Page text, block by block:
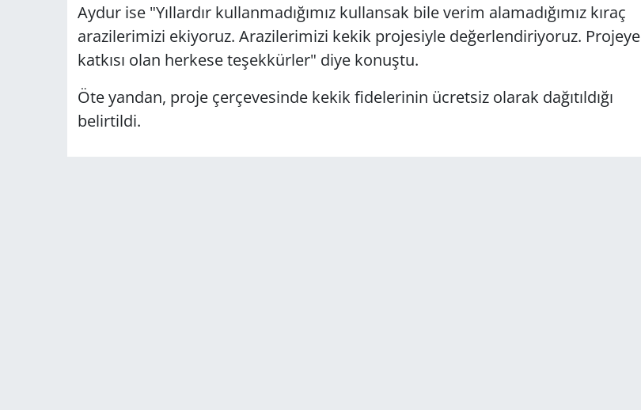
Aydur ise "Yıllardır kullanmadığımız kullansak bile verim alamadığımız kıraç
arazilerimizi ekiyoruz. Arazilerimizi kekik projesiyle değerlendiriyoruz. Projeye
katkısı olan herkese teşekkürler" diye konuştu.
Öte yandan, proje çerçevesinde kekik fidelerinin ücretsiz olarak dağıtıldığı
belirtildi.